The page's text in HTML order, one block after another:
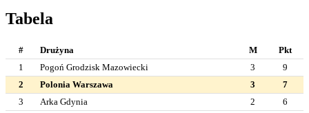
Tabela
# Drużyna M
Pkt
1
Pogoń Grodzisk Mazowiecki 3
9
2
Polonia Warszawa 3
7
3
Arka Gdynia 2
6